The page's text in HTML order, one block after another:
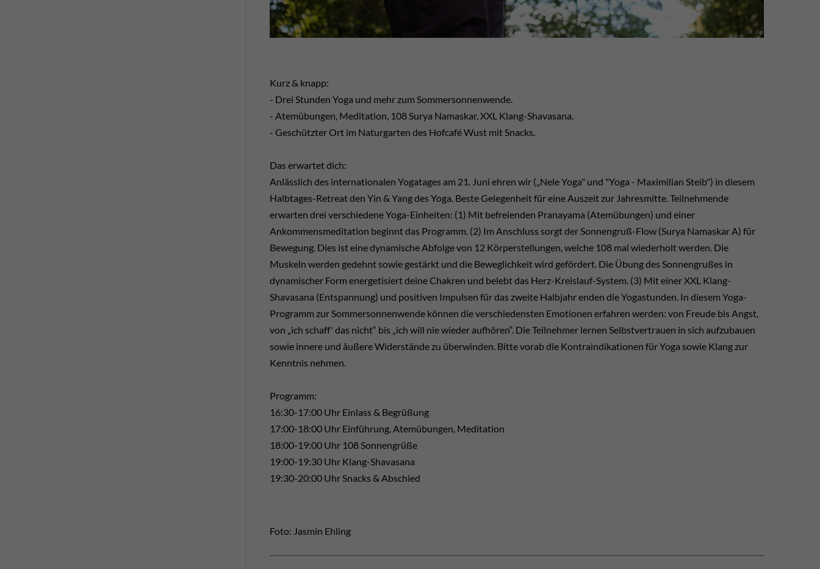
Kurz & knapp:
- Drei Stunden Yoga und mehr zum Sommersonnenwende.
- Atemübungen, Meditation, 108 Surya Namaskar, XXL Klang-Shavasana.
- Geschützter Ort im Naturgarten des Hofcafé Wust mit Snacks.
Das erwartet dich:
Anlässlich des internationalen Yogatages am 21. Juni ehren wir („Nele Yoga" und "Yoga - Maximilian Steib") in diesem
Halbtages-Retreat den Yin & Yang des Yoga. Beste Gelegenheit für eine Auszeit zur Jahresmitte. Teilnehmende
erwarten drei verschiedene Yoga-Einheiten: (1) Mit befreienden Pranayama (Atemübungen) und einer
Ankommensmeditation beginnt das Programm. (2) Im Anschluss sorgt der Sonnengruß-Flow (Surya Namaskar A) für
Bewegung. Dies ist eine dynamische Abfolge von 12 Körperstellungen, welche 108 mal wiederholt werden. Die
Muskeln werden gedehnt sowie gestärkt und die Beweglichkeit wird gefördert. Die Übung des Sonnengrußes in
dynamischer Form energetisiert deine Chakren und belebt das Herz-Kreislauf-System. (3) Mit einer XXL Klang-
Shavasana (Entspannung) und positiven Impulsen für das zweite Halbjahr enden die Yogastunden. In diesem Yoga-
Programm zur Sommersonnenwende können die verschiedensten Emotionen erfahren werden: von Freude bis Angst,
von „ich schaff' das nicht“ bis „ich will nie wieder aufhören“. Die Teilnehmer lernen Selbstvertrauen in sich aufzubauen
sowie innere und äußere Widerstände zu überwinden. Bitte vorab die Kontraindikationen für Yoga sowie Klang zur
Kenntnis nehmen.
Programm:
16:30-17:00 Uhr Einlass & Begrüßung
17:00-18:00 Uhr Einführung, Atemübungen, Meditation
18:00-19:00 Uhr 108 Sonnengrüße
19:00-19:30 Uhr Klang-Shavasana
19:30-20:00 Uhr Snacks & Abschied
Foto: Jasmin Ehling